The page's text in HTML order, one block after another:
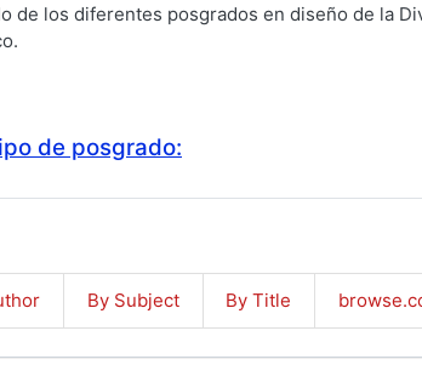
de los diferentes posgrados en diseño de la
de posgrado:
By Subject By Title